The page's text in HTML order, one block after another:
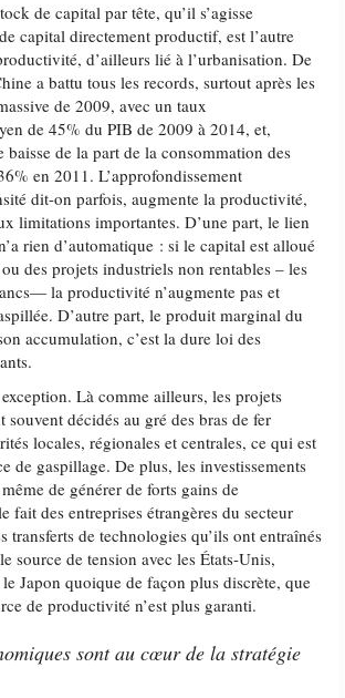
de capital par tête, qu’il s’agisse
capital directement productif, est l’autre
d’ailleurs lié à l’urbanisation. De
a battu tous les records, surtout après les
de 2009, avec un taux
de 45% du PIB de 2009 à 2014, et,
baisse de la part de la consommation des
en 2011. L’approfondissement
dit-on parfois, augmente la productivité,
limitations importantes. D’une part, le lien
rien d’automatique : si le capital est alloué
des projets industriels non rentables – les
la productivité n’augmente pas et
D’autre part, le produit marginal du
accumulation, c’est la dure loi des
Là comme ailleurs, les projets
souvent décidés au gré des bras de fer
locales, régionales et centrales, ce qui est
de gaspillage. De plus, les investissements
de générer de forts gains de
fait des entreprises étrangères du secteur
transferts de technologies qu’ils ont entraînés
source de tension avec les États-Unis,
Japon quoique de façon plus discrète, que
de productivité n’est plus garanti.
sont au cœur de la stratégie